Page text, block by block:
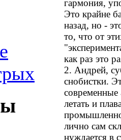
гармония,
Это крайне
назад, но -
то, что от
как раз это
2. Андрей,
снобистки.
современные
летать и
лично сам
нуждается в